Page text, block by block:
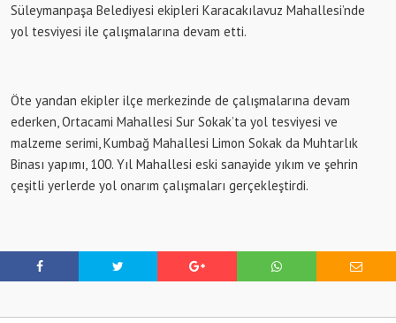
Süleymanpaşa Belediyesi ekipleri Karacakılavuz Mahallesi’nde
yol tesviyesi ile çalışmalarına devam etti.
Öte yandan ekipler ilçe merkezinde de çalışmalarına devam
ederken, Ortacami Mahallesi Sur Sokak’ta yol tesviyesi ve
malzeme serimi, Kumbağ Mahallesi Limon Sokak da Muhtarlık
Binası yapımı, 100. Yıl Mahallesi eski sanayide yıkım ve şehrin
çeşitli yerlerde yol onarım çalışmaları gerçekleştirdi.